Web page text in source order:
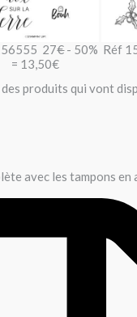
27€- 50%
= 13,50€
Réf
produits qui vont
avec les tampons en